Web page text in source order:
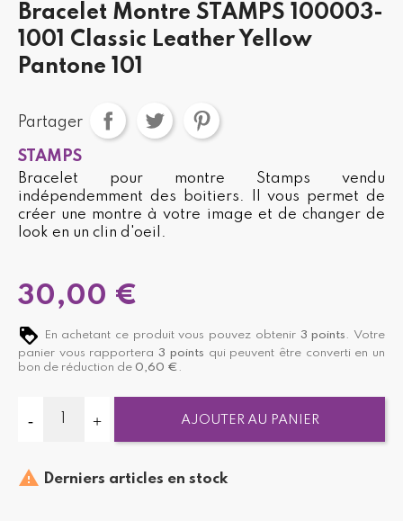
Bracelet Montre STAMPS 100003-
1001 Classic Leather Yellow
Pantone 101
Partager
STAMPS
Bracelet pour montre Stamps vendu
indépendemment des boitiers. Il vous permet de
créer une montre à votre image et de changer de
look en un clin d'oeil.
30,00 €
En achetant ce produit vous pouvez obtenir 3 points . Votre
panier vous rapportera3 points qui peuvent être converti en un
bon de réduction de 0,60 € .
AJOUTER AU PANIER
 Derniers articles en stock